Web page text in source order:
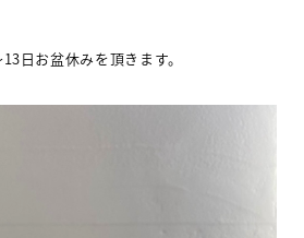
13日お盆休みを頂きます。